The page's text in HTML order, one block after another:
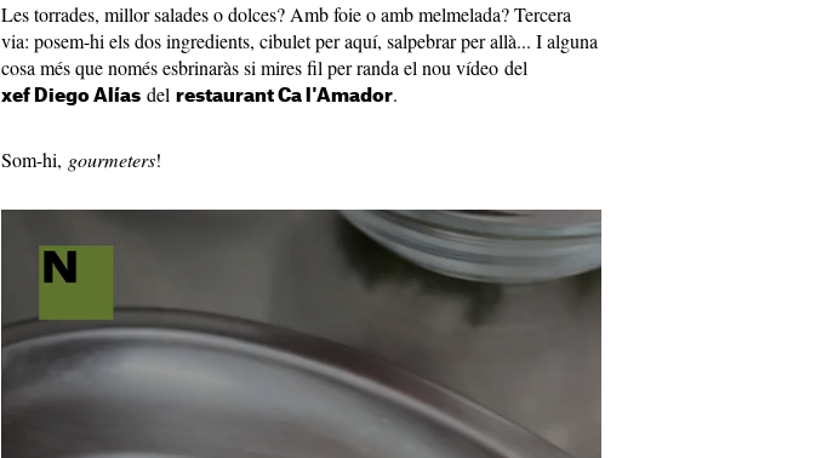
Les torrades, millor salades o dolces? Amb foie o amb melmelada? Tercera
via: posem-hi els dos ingredients, cibulet per aquí, salpebrar per allà... I alguna
cosa més que només esbrinaràs si mires fil per randa el nou vídeo del
xef Diego Alías del restaurant Ca l'Amador.
Som-hi, gourmeters!